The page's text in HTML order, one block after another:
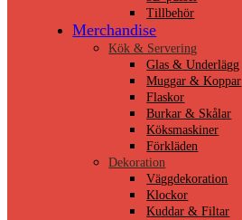
Tillbehör
Merchandise
Kök & Servering
Glas & Underlägg
Muggar & Koppar
Flaskor
Burkar & Skålar
Köksmaskiner
Förkläden
Dekoration
Väggdekoration
Klockor
Kuddar & Filtar